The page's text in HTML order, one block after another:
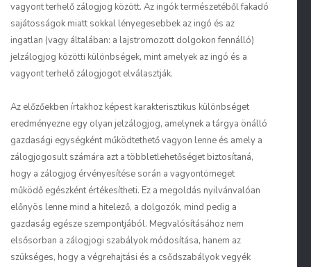
vagyont terhelő zálogjog között. Az ingók természetéből fakadó
sajátosságok miatt sokkal lényegesebbek az ingó és az
ingatlan (vagy általában: a lajstromozott dolgokon fennálló)
jelzálogjog közötti különbségek, mint amelyek az ingó és a
vagyont terhelő zálogjogot elválasztják.
Az előzőekben írtakhoz képest karakterisztikus különbséget
eredményezne egy olyan jelzálogjog, amelynek a tárgya önálló
gazdasági egységként működtethető vagyon lenne és amely a
zálogjogosult számára azt a többletlehetőséget biztosítaná,
hogy a zálogjog érvényesítése során a vagyontömeget
működő egészként értékesítheti. Ez a megoldás nyilvánvalóan
előnyös lenne mind a hitelező, a dolgozók, mind pedig a
gazdaság egésze szempontjából. Megvalósításához nem
elsősorban a zálogjogi szabályok módosítása, hanem az
szükséges, hogy a végrehajtási és a csődszabályok vegyék